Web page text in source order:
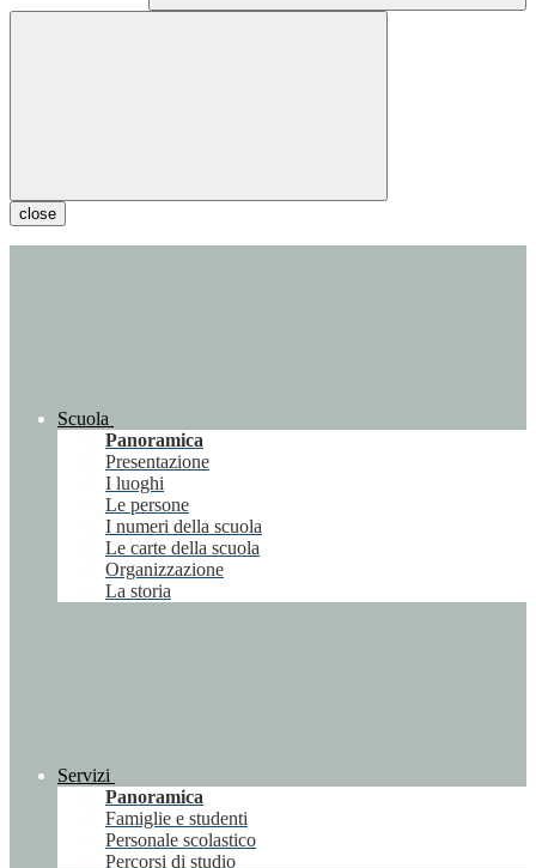
close
Scuola
Panoramica
Presentazione
I luoghi
Le persone
I numeri della scuola
Le carte della scuola
Organizzazione
La storia
Servizi
Panoramica
Famiglie e studenti
Personale scolastico
Percorsi di studio